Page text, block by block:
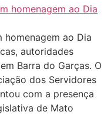
homenagem ao Dia
autoridades
Barra do Garças. O
dos Servidores
com a presença
de Mato